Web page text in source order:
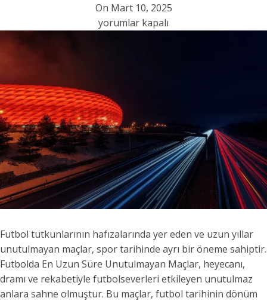
On Mart 10, 2025
yorumlar kapalı
Futbol tutkunlarının hafızalarında yer eden ve uzun yıllar
unutulmayan maçlar, spor tarihinde ayrı bir öneme sahiptir.
Futbolda En Uzun Süre Unutulmayan Maçlar, heyecanı,
dramı ve rekabetiyle futbolseverleri etkileyen unutulmaz
anlara sahne olmuştur. Bu maçlar, futbol tarihinin dönüm